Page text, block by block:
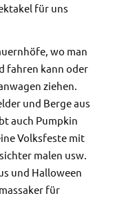
für uns
wo man
fahren kann oder
ziehen.
und Berge aus
auch Pumpkin
Volksfeste mit
malen usw.
und Halloween
für